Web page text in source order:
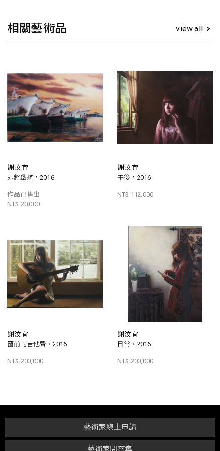
相關藝術品 view all
謝汶宜
即將啟航，2016
作品已售出
NT$ 20,000
謝汶宜
午後，2016
NT$ 112,000
謝汶宜
窗前的吉他聲，2016
NT$ 200,000
謝汶宜
日常，2016
NT$ 200,000
藝術家問答集
藝術家線上申請